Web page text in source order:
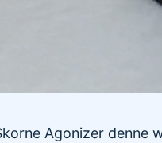
Agonizer denne